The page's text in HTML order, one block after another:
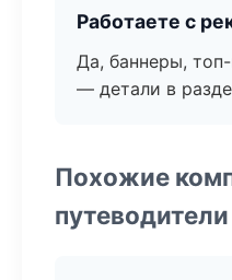
Работаете с
Да, баннеры,
— детали в
Похожие
путеводители